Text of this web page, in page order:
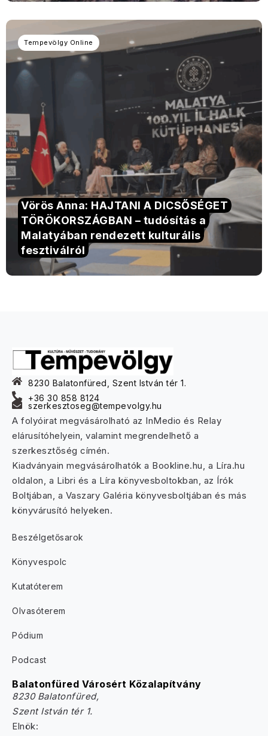
Tempevölgy Online
Vörös Anna: HAJTANI A DICSŐSÉGET
TÖRÖKORSZÁGBAN – tudósítás a
Malatyában rendezett kulturális
fesztiválról
8230 Balatonfüred, Szent István tér 1.
+36 30 858 8124
szerkesztoseg@tempevolgy.hu
A folyóirat megvásárolható az InMedio és Relay
elárusítóhelyein, valamint megrendelhető a
szerkesztőség címén.
Kiadványain megvásárolhatók a Bookline.hu, a Líra.hu
oldalon, a Libri és a Líra könyvesboltokban, az Írók
Boltjában, a Vaszary Galéria könyvesboltjában és más
könyvárusító helyeken.
Beszélgetősarok
Könyvespolc
Kutatóterem
Olvasóterem
Pódium
Podcast
Balatonfüred Városért Közalapítvány
8230 Balatonfüred,
Szent István tér 1.
Elnök: